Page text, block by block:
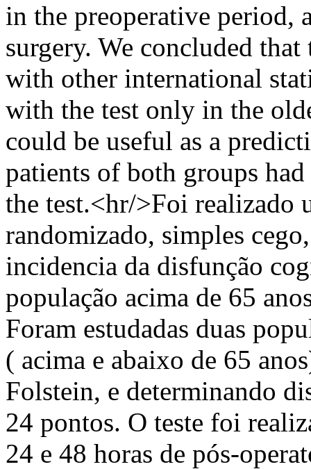
in the preoperative period,
surgery. We concluded
with other international
with the test only in the
could be useful as a
patients of both groups
the test.<hr/>Foi realizado
randomizado, simples
incidencia da disfunção
população acima de 65
Foram estudadas duas
( acima e abaixo de 65
Folstein, e determinando
24 pontos. O teste foi
24 e 48 horas de pós-